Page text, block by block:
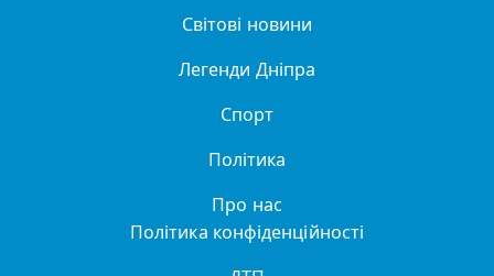
Світові новини
Легенди Дніпра
Спорт
Політика
Про нас
Політика конфіденційності